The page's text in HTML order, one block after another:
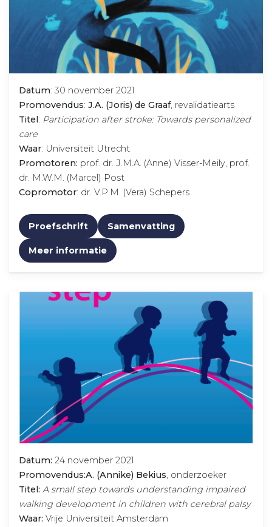
Datum: 30 november 2021
Promovendus: J.A. (Joris) de Graaf, revalidatiearts
Titel: Participation after stroke: Towards personalized
care
Waar: Universiteit Utrecht
Promotoren: prof. dr. J.M.A. (Anne) Visser-Meily, prof.
dr. M.W.M. (Marcel) Post
Copromotor: dr. V.P.M. (Vera) Schepers
Proefschrift Samenvatting
Meer informatie
Datum: 24 november 2021
Promovendus:A. (Annike) Bekius, onderzoeker
Titel: A small step towards understanding impaired
walking development in children with cerebral palsy
Waar: Vrije Universiteit Amsterdam